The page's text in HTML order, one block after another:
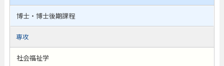
博士・博士後期課程
専攻
社会福祉学